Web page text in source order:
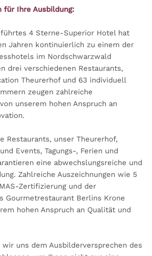
für Ihre Ausbildung:
4 Sterne-Superior Hotel hat
Jahren kontinuierlich zu einem der
im Nordschwarzwald
drei verschiedenen Restaurants,
Theurerhof und 63 individuell
zeugen zahlreiche
unserem hohen Anspruch an
Restaurants, unser Theurerhof,
Events, Tagungs-, Ferien und
eine abwechslungsreiche und
Zahlreiche Auszeichnungen wie 5
Zertifizierung und der
Gourmetrestaurant Berlins Krone
hohen Anspruch an Qualität und
uns dem Ausbilderversprechen des